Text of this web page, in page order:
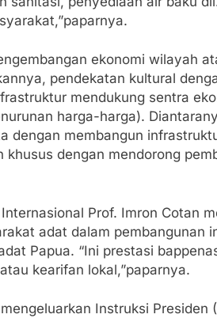
ekonomi wilayah
pendekatan kultural
mendukung sentra
harga-harga).
dengan membangun
khusus dengan mendorong
Prof. Imron Cotan
adat dalam pembangunan
Papua. “Ini prestasi
kearifan lokal,”paparnya.
Instruksi Presiden